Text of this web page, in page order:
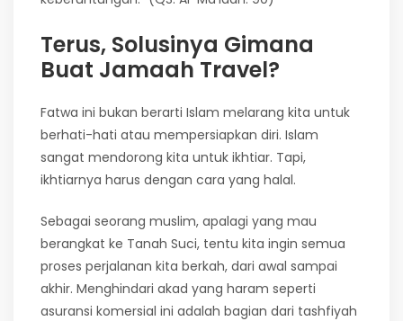
Terus, Solusinya Gimana
Buat Jamaah Travel?
Fatwa ini bukan berarti Islam melarang kita untuk
berhati-hati atau mempersiapkan diri. Islam
sangat mendorong kita untuk ikhtiar. Tapi,
ikhtiarnya harus dengan cara yang halal.
Sebagai seorang muslim, apalagi yang mau
berangkat ke Tanah Suci, tentu kita ingin semua
proses perjalanan kita berkah, dari awal sampai
akhir. Menghindari akad yang haram seperti
asuransi komersial ini adalah bagian dari tashfiyah